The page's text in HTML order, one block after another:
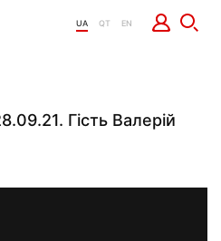
UA QT EN
Гість Валерій